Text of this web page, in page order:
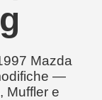
Mazda
—
Muffler e